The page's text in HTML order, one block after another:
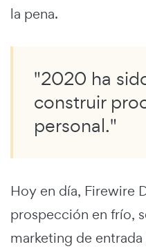
la pena.
"2020 ha
construir
personal."
Hoy en día, Firewire
prospección en frío,
marketing de